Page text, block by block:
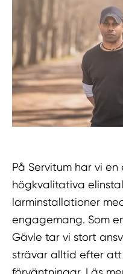
På Servitum har vi
högkvalitativa
larminstallationer
engagemang. Som
Gävle tar vi stort
strävar alltid efter